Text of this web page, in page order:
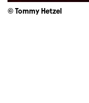
© Tommy Hetzel